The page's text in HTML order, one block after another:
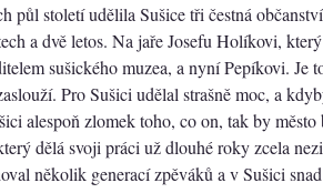
půl století udělila Sušice tři čestná
a dvě letos. Na jaře Josefu Holíkovi,
sušického muzea, a nyní Pepíkovi. Je
Pro Sušici udělal strašně moc, a
alespoň zlomek toho, co on, tak by
dělá svoji práci už dlouhé roky zcela
několik generací zpěváků a v Sušici